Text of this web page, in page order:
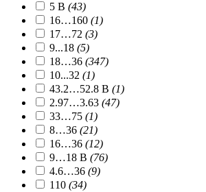
5 В (43)
16…160 (1)
17…72 (3)
9...18 (5)
18…36 (347)
10...32 (1)
43.2…52.8 В (1)
2.97…3.63 (47)
33…75 (1)
8…36 (21)
16…36 (12)
9…18 В (76)
4.6…36 (9)
110 (34)